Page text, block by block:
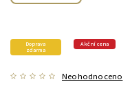
Doprava
zdarma
Akční cena
Neohodnoceno